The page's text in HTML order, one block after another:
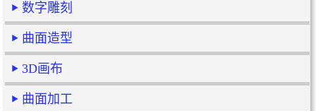
数字雕刻
曲面造型
3D画布
曲面加工